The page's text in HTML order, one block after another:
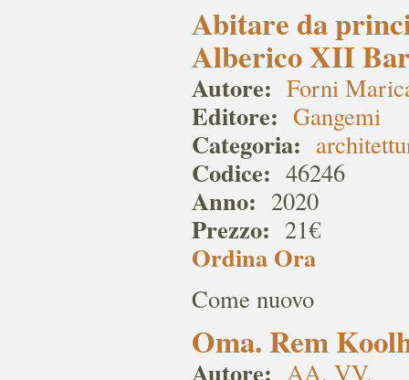
Abitare da
Alberico XII
Autore: Forni
Editore: Gangemi
Categoria:
Codice: 46246
Anno: 2020
Prezzo: 21€
Ordina Ora
Come nuovo
Oma. Rem
Autore: AA. VV.